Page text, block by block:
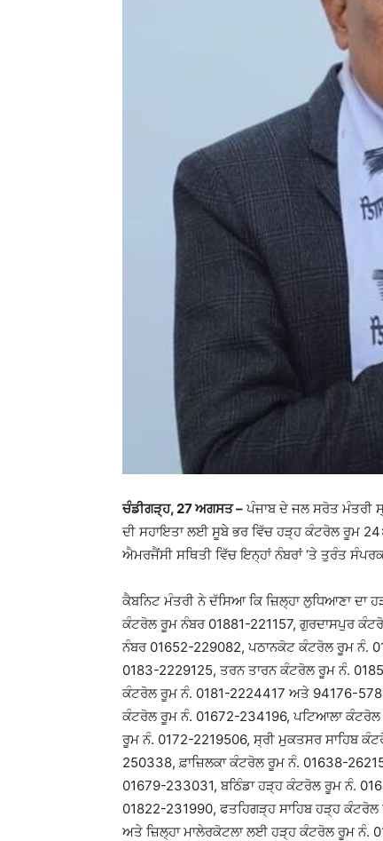
ਚੰਡੀਗੜ੍ਹ, 27 ਅਗਸਤ – ਪੰਜਾਬ ਦੇ ਜਲ ਸਰੋਤ ਮੰਤਰੀ
ਦੀ ਸਹਾਇਤਾ ਲਈ ਸੂਬੇ ਭਰ ਵਿੱਚ ਹੜ੍ਹ ਕੰਟਰੋਲ ਰੂਮ
ਐਮਰਜੈਂਸੀ ਸਥਿਤੀ ਵਿੱਚ ਇਨ੍ਹਾਂ ਨੰਬਰਾਂ ‘ਤੇ ਤੁਰੰਤ
ਕੈਬਨਿਟ ਮੰਤਰੀ ਨੇ ਦੱਸਿਆ ਕਿ ਜ਼ਿਲ੍ਹਾ ਲੁਧਿਆਣਾ ਦਾ
ਕੰਟਰੋਲ ਰੂਮ ਨੰਬਰ 01881-221157, ਗੁਰਦਾਸਪੁਰ
ਨੰਬਰ 01652-229082, ਪਠਾਨਕੋਟ ਕੰਟਰੋਲ ਰੂਮ ਨੰ.
0183-2229125, ਤਰਨ ਤਾਰਨ ਕੰਟਰੋਲ ਰੂਮ ਨੰ.
ਕੰਟਰੋਲ ਰੂਮ ਨੰ. 0181-2224417 ਅਤੇ 94176-
ਕੰਟਰੋਲ ਰੂਮ ਨੰ. 01672-234196, ਪਟਿਆਲਾ
ਰੂਮ ਨੰ. 0172-2219506, ਸ੍ਰੀ ਮੁਕਤਸਰ ਸਾਹਿਬ
250338, ਫ਼ਾਜ਼ਿਲਕਾ ਕੰਟਰੋਲ ਰੂਮ ਨੰ. 01638-
01679-233031, ਬਠਿੰਡਾ ਹੜ੍ਹ ਕੰਟਰੋਲ ਰੂਮ ਨੰ.
01822-231990, ਫਤਹਿਗੜ੍ਹ ਸਾਹਿਬ ਹੜ੍ਹ
ਅਤੇ ਜ਼ਿਲ੍ਹਾ ਮਾਲੇਰਕੋਟਲਾ ਲਈ ਹੜ੍ਹ ਕੰਟਰੋਲ ਰੂਮ ਨੰ.